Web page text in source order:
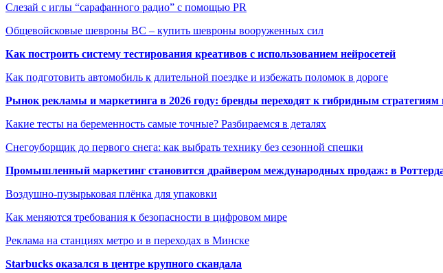
Слезай с иглы “сарафанного радио” с помощью PR
Общевойсковые шевроны ВС – купить шевроны вооруженных сил
Как построить систему тестирования креативов с использованием нейросетей
Как подготовить автомобиль к длительной поездке и избежать поломок в дороге
Рынок рекламы и маркетинга в 2026 году: бренды переходят к гибридным
Какие тесты на беременность самые точные? Разбираемся в деталях
Снегоуборщик до первого снега: как выбрать технику без сезонной спешки
Промышленный маркетинг становится драйвером международных продаж: в
Воздушно-пузырьковая плёнка для упаковки
Как меняются требования к безопасности в цифровом мире
Реклама на станциях метро и в переходах в Минске
Starbucks оказался в центре крупного скандала